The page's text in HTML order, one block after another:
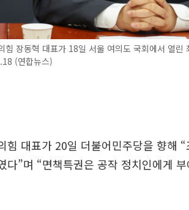
장동혁 대표가 18일 서울 여의도 국회에서 열린
(연합뉴스)
힘 대표가 20일 더불어민주당을 향해
다”며 “면책특권은 공작 정치인에게